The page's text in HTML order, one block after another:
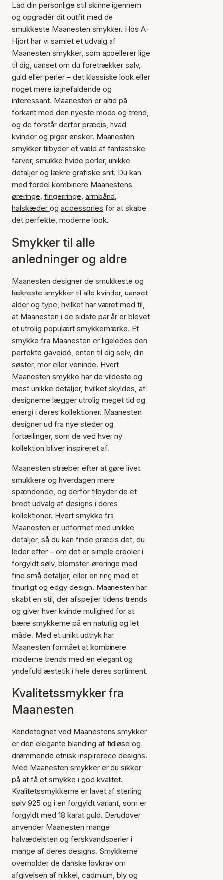
Lad din personlige stil skinne igennem
og opgradér dit outfit med de
smukkeste Maanesten smykker. Hos A-
Hjort har vi samlet et udvalg af
Maanesten smykker, som appellerer lige
til dig, uanset om du foretrækker sølv,
guld eller perler – det klassiske look eller
noget mere iøjnefaldende og
interessant. Maanesten er altid på
forkant med den nyeste mode og trend,
og de forstår derfor præcis, hvad
kvinder og piger ønsker. Maanesten
smykker tilbyder et væld af fantastiske
farver, smukke hvide perler, unikke
detaljer og lækre grafiske snit. Du kan
med fordel kombinere Maanestens
øreringe, fingerringe, armbånd,
halskæder og accessories for at skabe
det perfekte, moderne look.
Smykker til alle
anledninger og aldre
Maanesten designer de smukkeste og
lækreste smykker til alle kvinder, uanset
alder og type, hvilket har været med til,
at Maanesten i de sidste par år er blevet
et utrolig populært smykkemærke. Et
smykke fra Maanesten er ligeledes den
perfekte gaveidé, enten til dig selv, din
søster, mor eller veninde. Hvert
Maanesten smykke har de vildeste og
mest unikke detaljer, hvilket skyldes, at
designerne lægger utrolig meget tid og
energi i deres kollektioner. Maanesten
designer ud fra nye steder og
fortællinger, som de ved hver ny
kollektion bliver inspireret af.
Maanesten stræber efter at gøre livet
smukkere og hverdagen mere
spændende, og derfor tilbyder de et
bredt udvalg af designs i deres
kollektioner. Hvert smykke fra
Maanesten er udformet med unikke
detaljer, så du kan finde præcis det, du
leder efter – om det er simple creoler i
forgyldt sølv, blomster-øreringe med
fine små detaljer, eller en ring med et
finurligt og edgy design. Maanesten har
skabt en stil, der afspejler tidens trends
og giver hver kvinde mulighed for at
bære smykkerne på en naturlig og let
måde. Med et unikt udtryk har
Maanesten formået at kombinere
moderne trends med en elegant og
yndefuld æstetik i hele deres sortiment.
Kvalitetssmykker fra
Maanesten
Kendetegnet ved Maanestens smykker
er den elegante blanding af tidløse og
drømmende etnisk inspirerede designs.
Med Maanesten smykker er du sikker
på at få et smykke i god kvalitet.
Kvalitetssmykkerne er lavet af sterling
sølv 925 og i en forgyldt variant, som er
forgyldt med 18 karat guld. Derudover
anvender Maanesten mange
halvædelsten og ferskvandsperler i
mange af deres designs. Smykkerne
overholder de danske lovkrav om
afgivelsen af nikkel, cadmium, bly og